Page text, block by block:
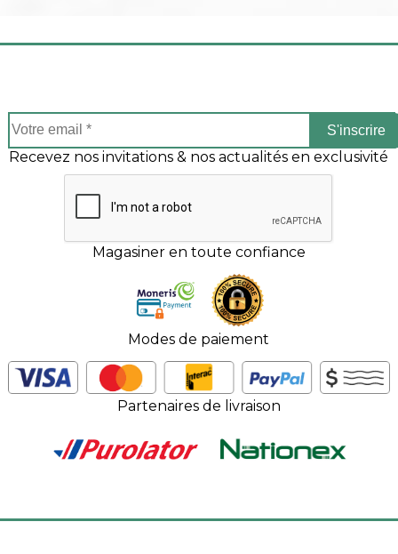
S'inscrire
Recevez nos invitations & nos actualités en exclusivité
Magasiner en toute confiance
Modes de paiement
Partenaires de livraison